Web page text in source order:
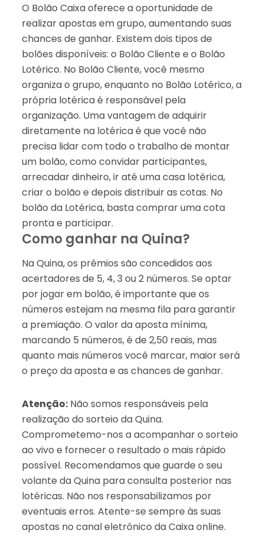
O Bolão Caixa oferece a oportunidade de
realizar apostas em grupo, aumentando suas
chances de ganhar. Existem dois tipos de
bolões disponíveis: o Bolão Cliente e o Bolão
Lotérico. No Bolão Cliente, você mesmo
organiza o grupo, enquanto no Bolão Lotérico, a
própria lotérica é responsável pela
organização. Uma vantagem de adquirir
diretamente na lotérica é que você não
precisa lidar com todo o trabalho de montar
um bolão, como convidar participantes,
arrecadar dinheiro, ir até uma casa lotérica,
criar o bolão e depois distribuir as cotas. No
bolão da Lotérica, basta comprar uma cota
pronta e participar.
Como ganhar na Quina?
Na Quina, os prêmios são concedidos aos
acertadores de 5, 4, 3 ou 2 números. Se optar
por jogar em bolão, é importante que os
números estejam na mesma fila para garantir
a premiação. O valor da aposta mínima,
marcando 5 números, é de 2,50 reais, mas
quanto mais números você marcar, maior será
o preço da aposta e as chances de ganhar.
Atenção:Não somos responsáveis pela
realização do sorteio da Quina.
Comprometemo-nos a acompanhar o sorteio
ao vivo e fornecer o resultado o mais rápido
possível. Recomendamos que guarde o seu
volante da Quina para consulta posterior nas
lotéricas. Não nos responsabilizamos por
eventuais erros. Atente-se sempre às suas
apostas no canal eletrônico da Caixa online.